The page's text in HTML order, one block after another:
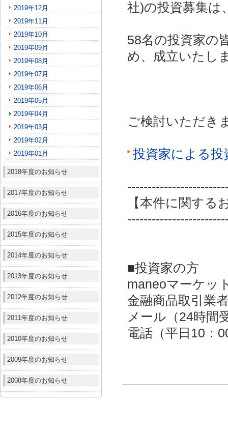
2019年12月
2019年11月
2019年10月
2019年09月
2019年08月
2019年07月
2019年06月
2019年05月
2019年04月
2019年03月
2019年02月
2019年01月
2018年度のお知らせ
2017年度のお知らせ
2016年度のお知らせ
2015年度のお知らせ
2014年度のお知らせ
2013年度のお知らせ
2012年度のお知らせ
2011年度のお知らせ
2010年度のお知らせ
2009年度のお知らせ
2008年度のお知らせ
社)の投資募集は
58名の投資家の
め、成立いたし
ご検討いただき
投資家による
【本件に関する
■投資家の方
maneoマーケッ
金融商品取引業
メール（24時間
電話（平日10：